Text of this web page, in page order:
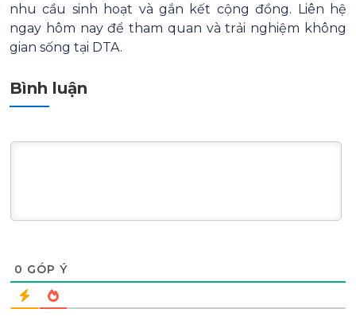
nhu cầu sinh hoạt và gắn kết cộng đồng. Liên hệ
ngay hôm nay để tham quan và trải nghiệm không
gian sống tại DTA.
Bình luận
0 GÓP Ý